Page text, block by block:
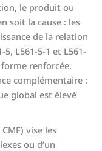
le produit ou
soit la cause : les
de la relation
L561-5-1 et L561-
renforcée.
complémentaire :
global est élevé
vise les
ou d’un